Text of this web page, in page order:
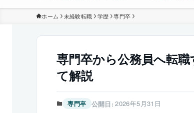
ホーム 未経験転職 学歴 専門卒
専門卒から公務員へ転
て解説
専門卒 2026年5月31日